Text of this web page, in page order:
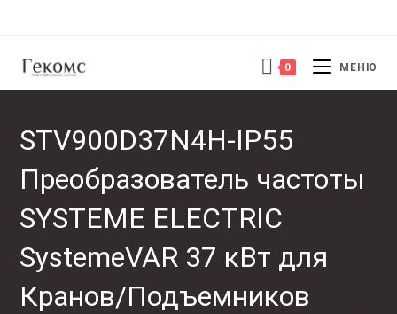
0 МЕНЮ
STV900D37N4H-IP55
Преобразователь частоты
SYSTEME ELECTRIC
SystemeVAR 37 кВт для
Кранов/Подъемников